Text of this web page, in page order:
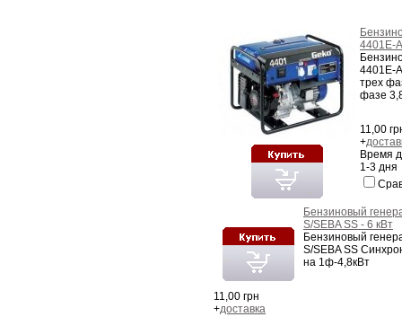
4401E-
4401E-
трех
фазе
11,00
+
Время
1-3 дня
Бензиновый
S/SEBA SS - 6 кВт
Бензиновый
S/SEBA SS
на 1ф-4,8кВт
11,00 грн
+доставка